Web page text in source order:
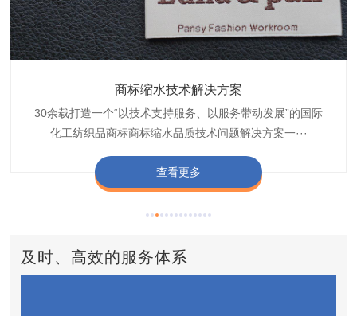
商标抗染技术解决方案
博准30余载是中国守家纺织商标印染织唛化工商标抗染品质
技术问题解决方案定制专家,提供前处理,染色,印···
查看更多
织带商标缩水技术解决方案
博准是一家专注30余载设计研发织唛印唛商标、织带织带商
标缩水品质技术问题解决方案一站式服务提供商,匠···
查看更多
服装色差技术解决方案
博准30余载专注提供纺织品印唛、织唛织造服装色差品质问
题技术解决方案一站式服务商,以其精湛的技术,科···
查看更多
纺织品商标固色剂
博准经营多年是行业专业纺织品商标固色助剂,TJ-A622,TJ-
A622,FSD,FSE商标固色剂加···
查看更多
皮革湿摩擦增进剂
博准长期致力于皮革商标湿摩擦增进助剂TJ-A6588,湿摩擦
增进剂加工定制服务技术研究与应用,凭借丰···
查看更多
及时、高效的服务体系